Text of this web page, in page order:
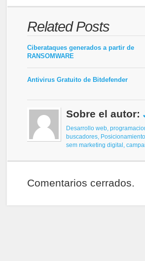
Related Posts
Ciberataques generados a partir de
RANSOMWARE
Antivirus Gratuito de Bitdefender
Sobre el autor:
Desarrollo web,
buscadores,
sem marketing digital,
Comentarios cerrados.